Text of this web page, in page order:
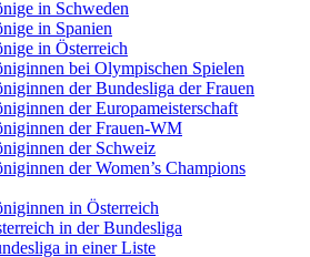
in Schweden
in Spanien
in Österreich
bei Olympischen Spielen
der Bundesliga der Frauen
der Europameisterschaft
der Frauen-WM
der Schweiz
der Women’s Champions
in Österreich
in der Bundesliga
in einer Liste